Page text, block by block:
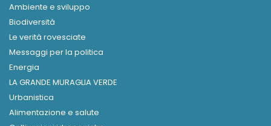
Ambiente e sviluppo
Biodiversità
Le verità rovesciate
Messaggi per la politica
Energia
LA GRANDE MURAGLIA VERDE
Urbanistica
Alimentazione e salute